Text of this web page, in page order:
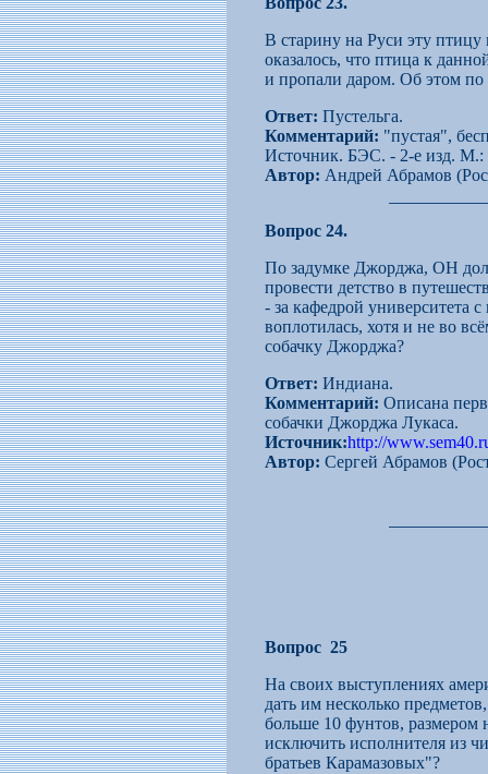
В старину на Руси эту птицу
оказалось, что птица к
и пропали даром. Об этом по
Ответ: Пустельга.
Комментарий: "пустая",
Источник. БЭС. - 2-е изд. М.:
Автор: Андрей Абрамов
Вопрос 24.
По задумке Джорджа, ОН
провести детство в
- за кафедрой университета
воплотилась, хотя и не во
собачку Джорджа?
Ответ: Индиана.
Комментарий: Описана
собачки Джорджа Лукаса.
Источник:http://
Автор: Сергей Абрамов
Вопрос 25
На своих выступлениях
дать им несколько
больше 10 фунтов, размером
исключить исполнителя из
братьев Карамазовых"?